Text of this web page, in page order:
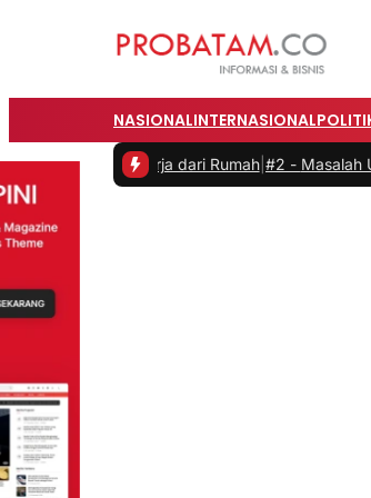
NASIONALINTERNASIONAL
dari Rumah | #2 -Masalah Utama